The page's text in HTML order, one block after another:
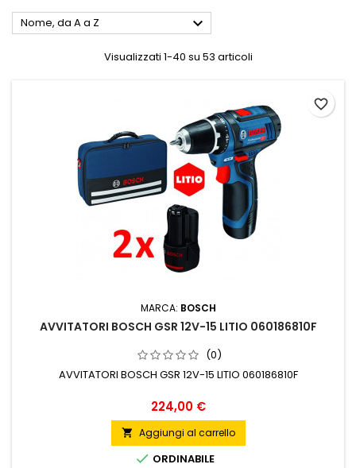
Nome, da A a Z 
Visualizzati 1-40 su 53 articoli
MARCA: BOSCH
AVVITATORI BOSCH GSR 12V-15 LITIO 060186810F
(0)
AVVITATORI BOSCH GSR 12V-15 LITIO 060186810F
Prezzo
224,00 €
 Aggiungi al carrello
 ORDINABILE
favorite_border